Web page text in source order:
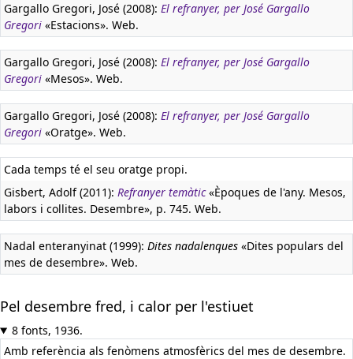
Gargallo Gregori, José (2008): El refranyer, per José Gargallo
Gregori «Estacions». Web.
Gargallo Gregori, José (2008): El refranyer, per José Gargallo
Gregori «Mesos». Web.
Gargallo Gregori, José (2008): El refranyer, per José Gargallo
Gregori «Oratge». Web.
Cada temps té el seu oratge propi.
Gisbert, Adolf (2011): Refranyer temàtic«Èpoques de l'any. Mesos,
labors i collites. Desembre», p. 745. Web.
Nadal enteranyinat (1999): Dites nadalenques «Dites populars del
mes de desembre». Web.
Pel desembre fred, i calor per l'estiuet
8 fonts, 1936.
Amb referència als fenòmens atmosfèrics del mes de desembre.